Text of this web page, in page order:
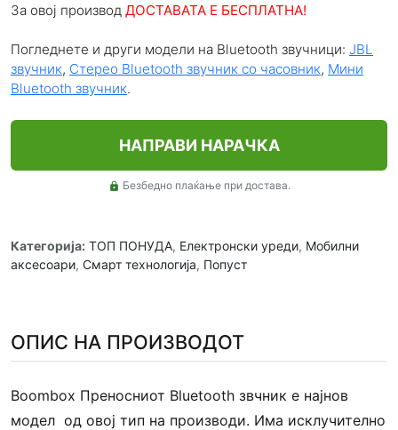
За овој производ ДОСТАВАТА Е БЕСПЛАТНА!
Погледнете и други модели на Bluetooth звучници: JBL
звучник, Стерео Bluetooth звучник со часовник, Мини
Bluetooth звучник.
НАПРАВИ НАРАЧКА
lock Безбедно плаќање при достава.
Категорија: ТОП ПОНУДА, Електронски уреди, Мобилни
аксесоари, Смарт технологија, Попуст
ОПИС НА ПРОИЗВОДОТ
Boombox Преносниот Bluetooth звчник е најнов
модел од овој тип на производи. Има исклучително